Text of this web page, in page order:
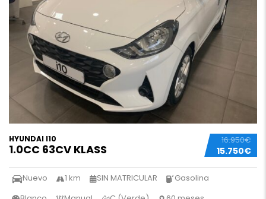
16.950€
15.750€
HYUNDAI I10
1.0CC 63CV KLASS
Nuevo 1 km SIN MATRICULAR
Gasolina